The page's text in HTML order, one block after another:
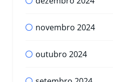
novembro 2024
outubro 2024